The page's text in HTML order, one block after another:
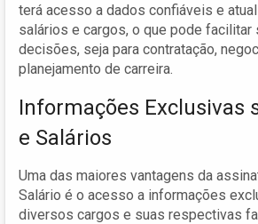
terá acesso a dados confiáveis e
salários e cargos, o que pode facilitar
decisões, seja para contratação,
planejamento de carreira.
Informações Exclusivas
e Salários
Uma das maiores vantagens da
Salário é o acesso a informações
diversos cargos e suas respectivas